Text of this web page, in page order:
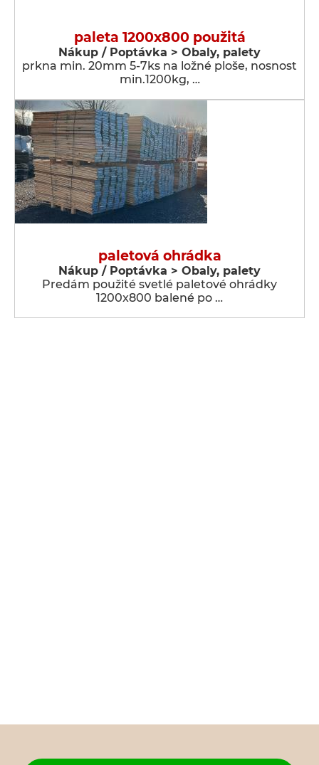
paleta 1200x800 použitá
Nákup / Poptávka > Obaly, palety
prkna min. 20mm 5-7ks na ložné ploše, nosnost
min.1200kg, …
paletová ohrádka
Nákup / Poptávka > Obaly, palety
Predám použité svetlé paletové ohrádky
1200x800 balené po …